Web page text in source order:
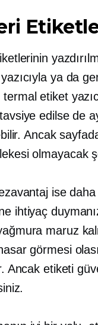
ya da
termal etiket
edilse de
Ancak
olmayacak
ise
ihtiyaç
yağmura maruz
görmesi
Ancak etiketi